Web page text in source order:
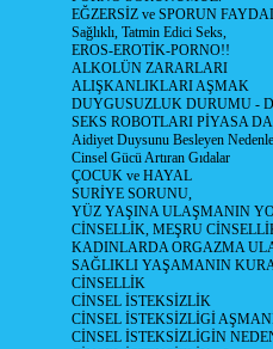
EĞZERSİZ ve SPORUN
Sağlıklı, Tatmin Edici Seks,
EROS-EROTİK-PORNO!!
ALKOLÜN ZARARLARI
ALIŞKANLIKLARI AŞMAK
DUYGUSUZLUK DURUMU -
SEKS ROBOTLARI PİYASA DA
Aidiyet Duysunu Besleyen
Cinsel Gücü Artıran Gıdalar
ÇOCUK ve HAYAL
SURİYE SORUNU,
YÜZ YAŞINA ULAŞMANIN
CİNSELLİK, MEŞRU
KADINLARDA ORGAZMA
SAĞLIKLI YAŞAMANIN
CİNSELLİK
CİNSEL İSTEKSİZLİK
CİNSEL İSTEKSİZLİGİ
CİNSEL İSTEKSİZLİGİN